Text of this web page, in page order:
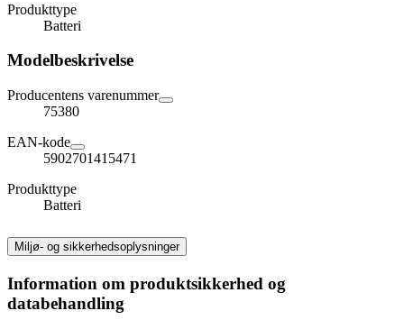
Produkttype
Batteri
Modelbeskrivelse
Producentens varenummer
75380
EAN-kode
5902701415471
Produkttype
Batteri
Miljø- og sikkerhedsoplysninger
Information om produktsikkerhed og
databehandling